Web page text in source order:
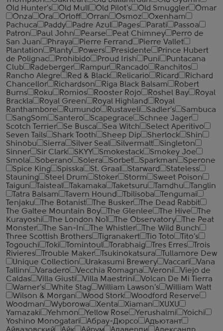
Old Hunter's
Old Mull Old Pilot's Old Smuggler
Omar
Onza
Ora Orloff Orran Osmoz
Oxenham
Pachuca
Paddy Padre Azul Pages Parati
Passoa
Patron
Paul John Pearse Peat Chimney
Perro de
San Juan
Phraya Pierre Ferrand
Pierre Vallet
Plantation
Planty Powers Presidente
Prince Hubert
de Polignac
Prohibido Proud Irish Puni
Puntacana
Club
Radeberger Rampur Rancado
Ranchitos
Rancho Alegre
Red & Black Relicario Ricard
Richard
Chancellor
Richardson Riga Black Balsam
Robert
Burns
Roku Romios Rooster Rojo Roshel Bay
Royal
Brackla
Royal Green Royal Highland
Royal
Ranthambore
Rumundo Rustaveli Sadler's
Sambuca
SangSom
Santero Scapegrace
Schnee Jager
Scotch Terrier
Se Busca Sea Witch
Select Aperitivo
Seven Tails
Shark Tooth Sheep Dip Sherlock
Shin
Shinobu
Sierra Silver Seal Silvermalt
Singleton
Sinner
Sir Clark SKYY Smokestack
Smokey Joe
Smola
Soberano Solera Sorbet Sparkman
Sperone
Spice King
Spisska St. Graal Starward
Stateless
Stauning
Steel Drum Stoker Storm
Sweet Poison
Taigun
Taisteal Takamaka Taketsuru Tamdhu
Tanglin
Tatra Balsam
Tavern Hound Tbilisoba
Tengumai
Tenjaku
The Botanist The Busker
The Dead Rabbit
The Galtee Mountain Boy
The Glenlee The Hive
The
Kurayoshi
The London №1 The Observatory
The Peat
Monster
The San-In The Whistler
The Wild Bunch
Three Scottish Brothers
Tigranakert Tio Toto
Tito's
Togouchi
Toki Tomintoul Torabhaig Tres Erres
Trois
Rivieres
Trouble Maker Tsukinokatsura
Tullamore Dew
Unique Collection
Urakasumi Brewery Vaccari
Vana
Tallinn
Varadero Vecchia Romagna Veroni
Viejo de
Caldas
Villa Giusti Villa Maestrini
Volcan De Mi Tierra
Warner's
White Stag William Lawson's
William Watt
Wilson & Morgan
Wood Stork
Woodford Reserve
Woodman
Wyborowa Xenta Xiaman
XUXU
Yamazaki
Yehmon Yellow Rose Yerushalmi
Yoichi
Yoshino Monogatari
Абрау-Дюрсо
Адъютант